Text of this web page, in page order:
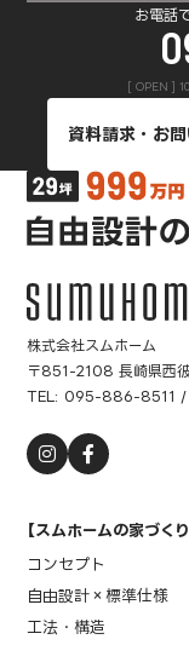
お電話
[ OPEN ]
資料請求・お
株式会社スムホーム
〒851-2108 長崎県西
TEL: 095-886-8511 /
【スムホームの家づくり
コンセプト
自由設計×標準仕様
工法・構造